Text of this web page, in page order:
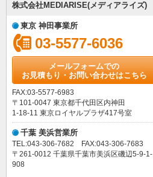
株式会社MEDIARISE(メディアライズ)
東京 神田事業所
03-5577-6036
メールフォームでの
お見積もり・お問い合わせはこちら
FAX:03-5577-6983
〒101-0047 東京都千代田区内神田
1-18-11 東京ロイヤルプラザ417号室
千葉 美浜営業所
TEL:043-306-7682 FAX:043-306-7683
〒261-0012 千葉県千葉市美浜区磯辺5-9-1-
908